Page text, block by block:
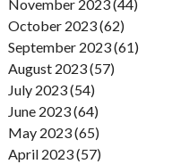
November 2023 (44)
October 2023 (62)
September 2023 (61)
August 2023 (57)
July 2023 (54)
June 2023 (64)
May 2023 (65)
April 2023 (57)